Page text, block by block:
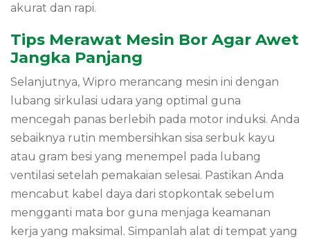
akurat dan rapi.
Tips Merawat Mesin Bor Agar Awet
Jangka Panjang
Selanjutnya, Wipro merancang mesin ini dengan
lubang sirkulasi udara yang optimal guna
mencegah panas berlebih pada motor induksi. Anda
sebaiknya rutin membersihkan sisa serbuk kayu
atau gram besi yang menempel pada lubang
ventilasi setelah pemakaian selesai. Pastikan Anda
mencabut kabel daya dari stopkontak sebelum
mengganti mata bor guna menjaga keamanan
kerja yang maksimal. Simpanlah alat di tempat yang